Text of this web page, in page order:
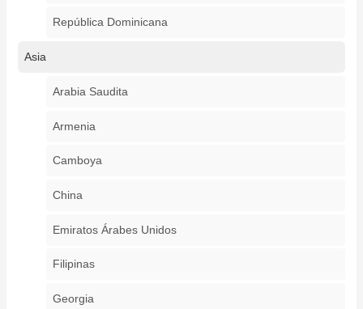
República Dominicana
Asia
Arabia Saudita
Armenia
Camboya
China
Emiratos Árabes Unidos
Filipinas
Georgia